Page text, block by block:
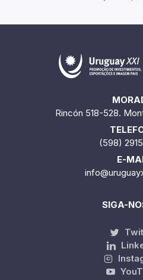
Rincón 518-528.
(598)
E-
SIGA-